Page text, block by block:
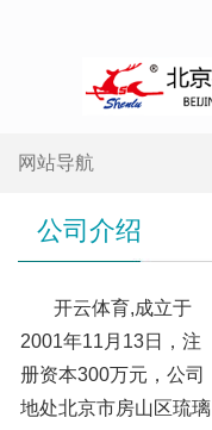
网站导航
公司介绍
开云体育,成立于
2001年11月13日，注
册资本300万元，公司
地处北京市房山区琉璃